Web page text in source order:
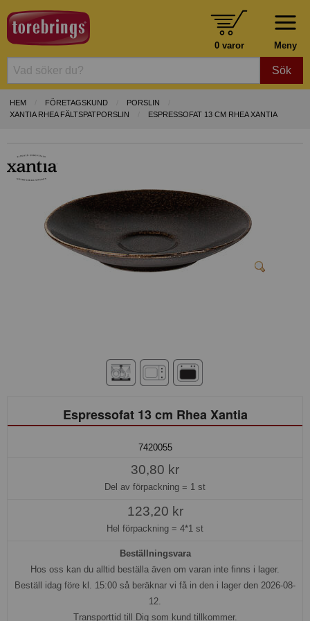
Meny
0 varor
Sök
HEM FÖRETAGSKUND
PORSLIN
XANTIA RHEA FÄLTSPATPORSLIN
ESPRESSOFAT 13 CM RHEA XANTIA
Espressofat 13 cm Rhea Xantia
7420055
30,80 kr
Del av förpackning = 1 st
123,20 kr
Hel förpackning = 4*1 st
Beställningsvara
Hos oss kan du alltid beställa även om varan inte finns i lager.
Beställ idag före kl. 15:00 så beräknar vi få in den i lager den 2026-08-
12.
Transporttid till Dig som kund tillkommer.